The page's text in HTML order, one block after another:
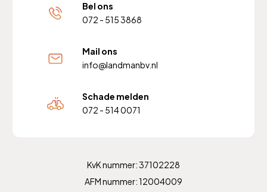
Bel ons
072 - 515 3868
Mail ons
info@landmanbv.nl
Schade melden
072 - 514 0071
KvK nummer: 37102228
AFM nummer: 12004009